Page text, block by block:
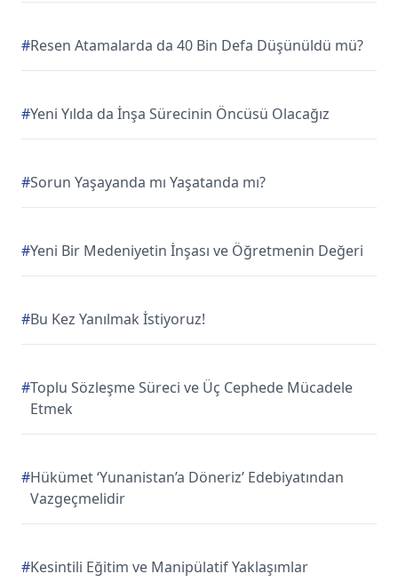
#Resen Atamalarda da 40 Bin Defa Düşünüldü mü?
#Yeni Yılda da İnşa Sürecinin Öncüsü Olacağız
#Sorun Yaşayanda mı Yaşatanda mı?
#Yeni Bir Medeniyetin İnşası ve Öğretmenin Değeri
#Bu Kez Yanılmak İstiyoruz!
#Toplu Sözleşme Süreci ve Üç Cephede Mücadele
Etmek
#Hükümet ‘Yunanistan’a Döneriz’ Edebiyatından
Vazgeçmelidir
#Kesintili Eğitim ve Manipülatif Yaklaşımlar